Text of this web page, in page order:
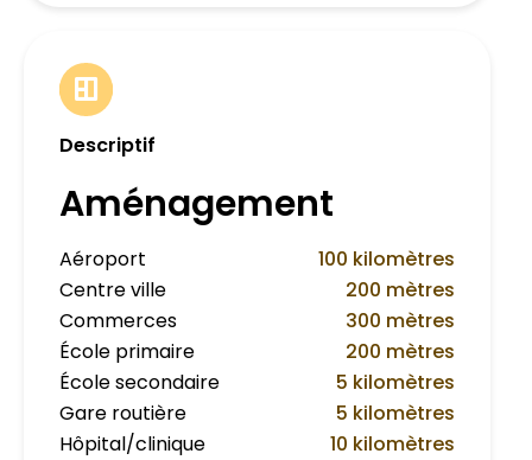
Descriptif
Aménagement
Aéroport
100 kilomètres
Centre ville
200 mètres
Commerces
300 mètres
École primaire
200 mètres
École secondaire
5 kilomètres
Gare routière
5 kilomètres
Hôpital/clinique
10 kilomètres